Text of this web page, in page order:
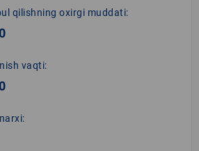
qilishning oxirgi muddati:
vaqti: